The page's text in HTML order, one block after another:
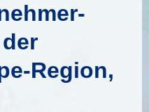
Region,